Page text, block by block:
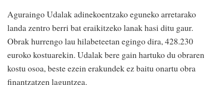
Aguraingo Udalak adinekoentzako eguneko arretarako
landa zentro berri bat eraikitzeko lanak hasi ditu gaur.
Obrak hurrengo lau hilabeteetan egingo dira, 428.230
euroko kostuarekin. Udalak bere gain hartuko du obraren
kostu osoa, beste ezein erakundek ez baitu onartu obra
finantzatzen laguntzea.